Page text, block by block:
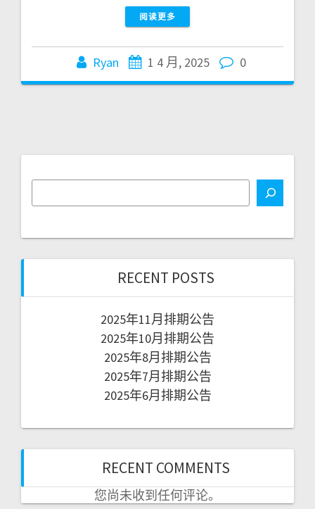
阅读更多
Ryan 1 4 月, 2025 0
RECENT POSTS
2025年11月排期公告
2025年10月排期公告
2025年8月排期公告
2025年7月排期公告
2025年6月排期公告
RECENT COMMENTS
您尚未收到任何评论。